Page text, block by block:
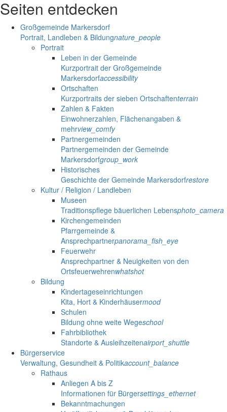
Seiten entdecken
Großgemeinde Markersdorf
Portrait, Landleben & Bildungnature_people
Portrait
Leben in der Gemeinde
Kurzportrait der Großgemeinde
Markersdorfaccessibility
Ortschaften
Kurzportraits der sieben Ortschaftenterrain
Zahlen & Fakten
Einwohnerzahlen, Flächenangaben &
mehrview_comfy
Partnergemeinden
Partnergemeinden der Gemeinde
Markersdorfgroup_work
Historisches
Geschichte der Gemeinde Markersdorfrestore
Kultur / Religion / Landleben
Museen
Traditionspflege bäuerlichen Lebensphoto_camera
Kirchengemeinden
Pfarrgemeinde &
Ansprechpartnerpanorama_fish_eye
Feuerwehr
Ansprechpartner & Neuigkeiten von den
Ortsfeuerwehrenwhatshot
Bildung
Kindertageseinrichtungen
Kita, Hort & Kinderhäusermood
Schulen
Bildung ohne weite Wegeschool
Fahrbibliothek
Standorte & Ausleihzeitenairport_shuttle
Bürgerservice
Verwaltung, Gesundheit & Politikaccount_balance
Rathaus
Anliegen A bis Z
Informationen für Bürgersettings_ethernet
Bekanntmachungen